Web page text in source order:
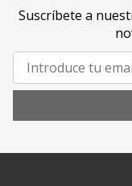
Suscríbete a